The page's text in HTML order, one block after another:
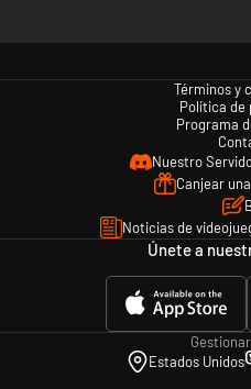
Términos y
Política de
Programa
Nuestro
Canjear
Noticias de
Únete a
Estados Unidos